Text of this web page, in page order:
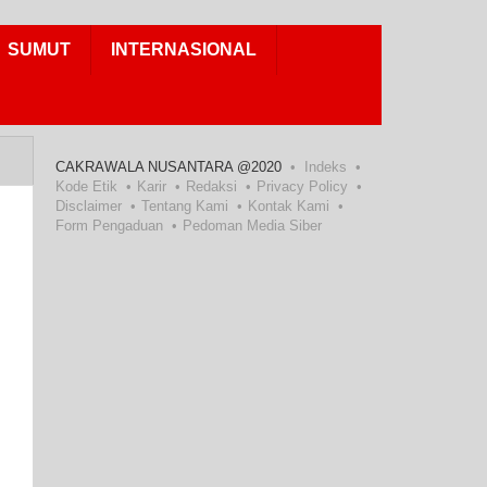
SUMUT INTERNASIONAL
CAKRAWALA NUSANTARA @2020
Indeks
Kode Etik
Karir Redaksi
Privacy Policy
Disclaimer
Tentang Kami
Kontak Kami
Form Pengaduan
Pedoman Media Siber